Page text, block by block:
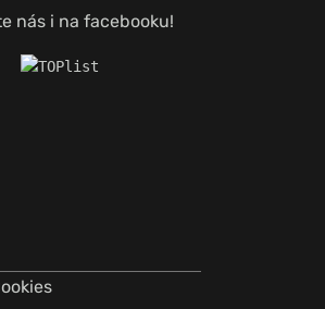
nás i na facebooku!